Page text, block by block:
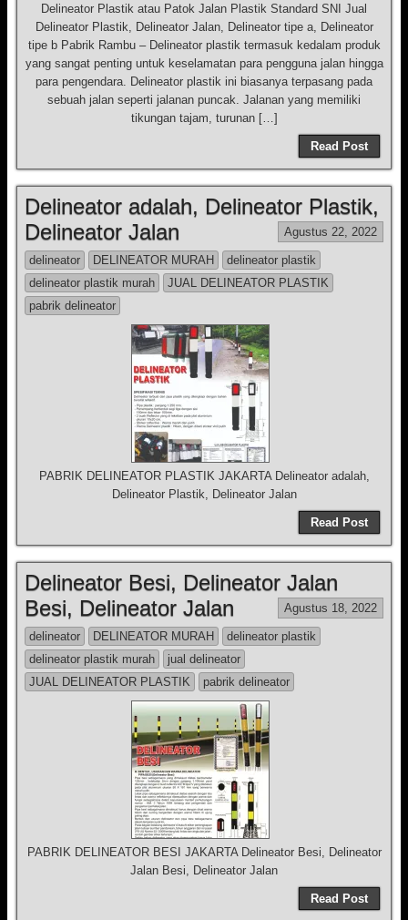
Delineator Plastik atau Patok Jalan Plastik Standard SNI Jual
Delineator Plastik, Delineator Jalan, Delineator tipe a, Delineator
tipe b Pabrik Rambu – Delineator plastik termasuk kedalam produk
yang sangat penting untuk keselamatan para pengguna jalan hingga
para pengendara. Delineator plastik ini biasanya terpasang pada
sebuah jalan seperti jalanan puncak. Jalanan yang memiliki
tikungan tajam, turunan […]
Read Post
Delineator adalah, Delineator Plastik,
Delineator Jalan
Agustus 22, 2022
delineator DELINEATOR MURAH
delineator plastik
delineator plastik murah
JUAL DELINEATOR PLASTIK
pabrik delineator
PABRIK DELINEATOR PLASTIK JAKARTA Delineator adalah,
Delineator Plastik, Delineator Jalan
Read Post
Delineator Besi, Delineator Jalan
Besi, Delineator Jalan
Agustus 18, 2022
delineator DELINEATOR MURAH
delineator plastik
delineator plastik murah
jual delineator
JUAL DELINEATOR PLASTIK
pabrik delineator
PABRIK DELINEATOR BESI JAKARTA Delineator Besi, Delineator
Jalan Besi, Delineator Jalan
Read Post